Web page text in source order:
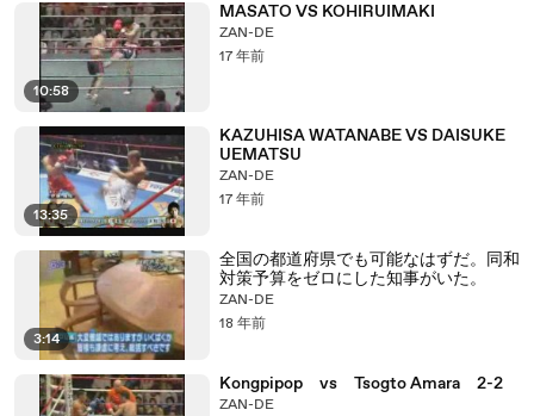
10:58
MASATO VS KOHIRUIMAKI
ZAN-DE
17 年前
13:35
KAZUHISA WATANABE VS DAISUKE
UEMATSU
ZAN-DE
17 年前
3:14
全国の都道府県でも可能なはずだ。同和
対策予算をゼロにした知事がいた。
ZAN-DE
18 年前
Kongpipop vs Tsogto Amara 2-2
ZAN-DE